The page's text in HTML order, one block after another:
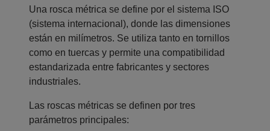
Una rosca métrica se define por el sistema ISO
(sistema internacional), donde las dimensiones
están en milímetros. Se utiliza tanto en tornillos
como en tuercas y permite una compatibilidad
estandarizada entre fabricantes y sectores
industriales.
Las roscas métricas se definen por tres
parámetros principales: